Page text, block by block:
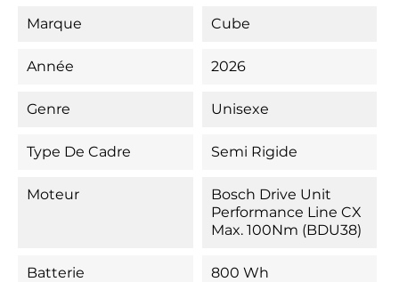
Marque Cube
Année 2026
Genre Unisexe
Type De Cadre Semi Rigide
Moteur
Bosch Drive Unit
Performance Line CX
Max. 100Nm (BDU38)
Batterie 800 Wh